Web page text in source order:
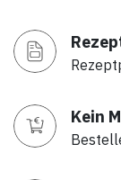
Kein